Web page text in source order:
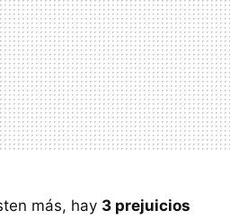
más, hay 3 prejuicios